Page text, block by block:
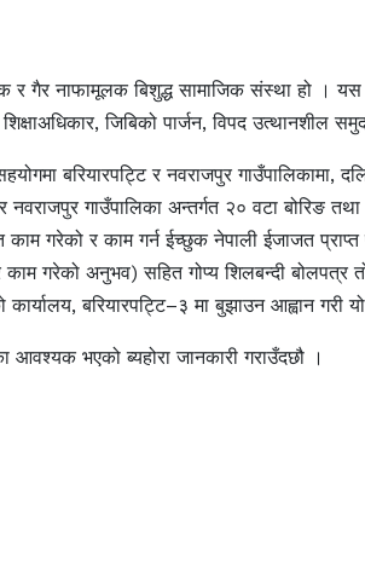
र गैर नाफामूलक बिशुद्ध सामाजिक संस्था हो । यस
जिबिको पार्जन, विपद उत्थानशील
बरियारपट्टि र नवराजपुर गाउँपालिकामा,
गाउँपालिका अन्तर्गत २० वटा बोरिङ
काम गरेको र काम गर्न ईच्छुक नेपाली ईजाजत
गरेको अनुभव) सहित गोप्य शिलबन्दी बोलपत्र
बरियारपट्टि–३ मा बुझाउन आह्वान गरी
आवश्यक भएको ब्यहोरा जानकारी गराउँदछौ ।